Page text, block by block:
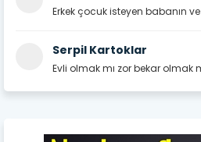
Erkek çocuk isteyen babanın
Serpil Kartoklar
Evli olmak mı zor bekar olmak